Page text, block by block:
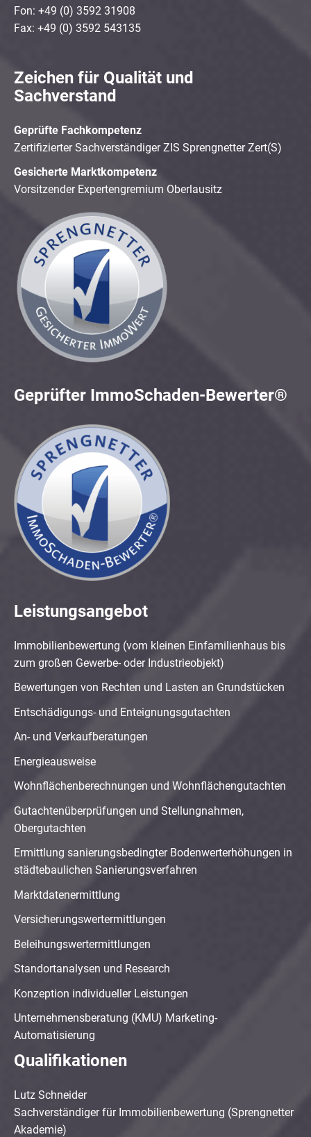
Fon: +49 (0) 3592 31908
Fax: +49 (0) 3592 543135
Zeichen für Qualität und
Sachverstand
Geprüfte Fachkompetenz
Zertifizierter Sachverständiger ZIS Sprengnetter Zert(S)
Gesicherte Marktkompetenz
Vorsitzender Expertengremium Oberlausitz
Geprüfter ImmoSchaden-Bewerter®
Leistungsangebot
Immobilienbewertung (vom kleinen Einfamilienhaus bis
zum großen Gewerbe- oder Industrieobjekt)
Bewertungen von Rechten und Lasten an Grundstücken
Entschädigungs- und Enteignungsgutachten
An- und Verkaufberatungen
Energieausweise
Wohnflächenberechnungen und Wohnflächengutachten
Gutachtenüberprüfungen und Stellungnahmen,
Obergutachten
Ermittlung sanierungsbedingter Bodenwerterhöhungen in
städtebaulichen Sanierungsverfahren
Marktdatenermittlung
Versicherungswertermittlungen
Beleihungswertermittlungen
Standortanalysen und Research
Konzeption individueller Leistungen
Unternehmensberatung (KMU) Marketing-
Automatisierung
Qualifikationen
Lutz Schneider
Sachverständiger für Immobilienbewertung (Sprengnetter
Akademie)